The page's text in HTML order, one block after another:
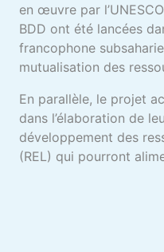
en œuvre par
BDD ont été lancées
francophone
mutualisation des
En parallèle, le projet
dans l’élaboration de
développement des
(REL) qui pourront